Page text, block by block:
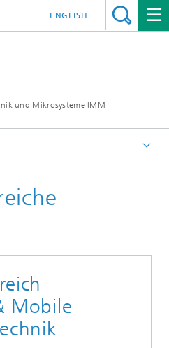
und Mikrosysteme IMM
ENGLISH
Mobile